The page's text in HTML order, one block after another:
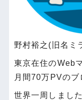
野村裕之(旧名ミ
東京在住のWeb
月間70万PVのブ
世界一周しまし